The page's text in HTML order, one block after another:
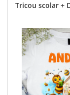
Tricou scolar +